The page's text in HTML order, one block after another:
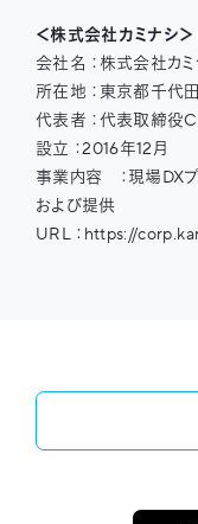
＜株式会社カミナシ＞
会社名 ：株式会社カミ
所在地 ：東京都千代
代表者 ：代表取締
設立 ：2016年12月
事業内容 ：現場DXプ
および提供
URL ：https://